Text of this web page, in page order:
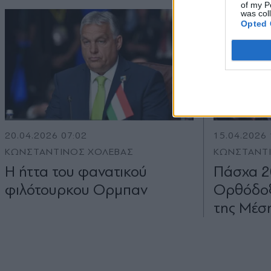
of my
was
Opted
20.04.2026 07:02
ΚΩΝΣΤΑΝΤΙΝΟΣ ΧΟΛΕΒΑΣ
Η ήττα του φανατικού
φιλότουρκου Ορµπαν
15.04.2026
Πάσχα
της